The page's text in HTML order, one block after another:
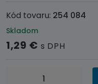
Kód tovaru: 254 084
Skladom
1,29 € s DPH
množstvo